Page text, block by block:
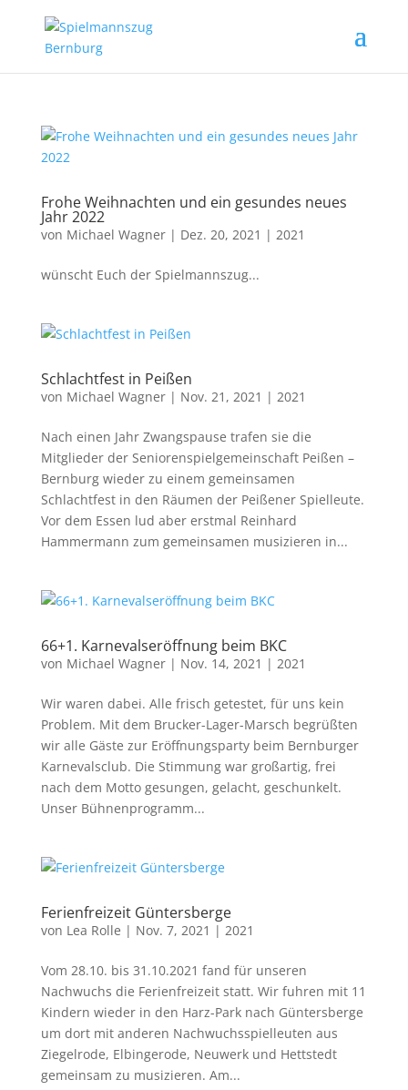
Frohe Weihnachten und ein gesundes neues
Jahr 2022
von Michael Wagner| Dez. 20, 2021 | 2021
wünscht Euch der Spielmannszug...
Schlachtfest in Peißen
von Michael Wagner| Nov. 21, 2021 | 2021
Nach einen Jahr Zwangspause trafen sie die
Mitglieder der Seniorenspielgemeinschaft Peißen –
Bernburg wieder zu einem gemeinsamen
Schlachtfest in den Räumen der Peißener Spielleute.
Vor dem Essen lud aber erstmal Reinhard
Hammermann zum gemeinsamen musizieren in...
66+1. Karnevals­eröffnung beim BKC
von Michael Wagner| Nov. 14, 2021 | 2021
Wir waren dabei. Alle frisch getestet, für uns kein
Problem. Mit dem Brucker-Lager-Marsch begrüßten
wir alle Gäste zur Eröffnungsparty beim Bernburger
Karnevalsclub. Die Stimmung war großartig, frei
nach dem Motto gesungen, gelacht, geschunkelt.
Unser Bühnenprogramm...
Ferienfreizeit Güntersberge
von Lea Rolle | Nov. 7, 2021 | 2021
Vom 28.10. bis 31.10.2021 fand für unseren
Nachwuchs die Ferienfreizeit statt. Wir fuhren mit 11
Kindern wieder in den Harz-Park nach Güntersberge
um dort mit anderen Nachwuchsspielleuten aus
Ziegelrode, Elbingerode, Neuwerk und Hettstedt
gemeinsam zu musizieren. Am...